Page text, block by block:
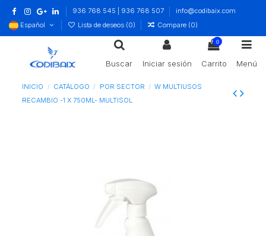
936 768 545 | 936 768 507
info@codibaix.com
Español
Lista de deseos (0) Compare (0)
Buscar Iniciar sesión
0
Carrito Menú
INICIO CATÁLOGO POR SECTOR
W MULTIUSOS
RECAMBIO -1 X 750ML- MULTISOL